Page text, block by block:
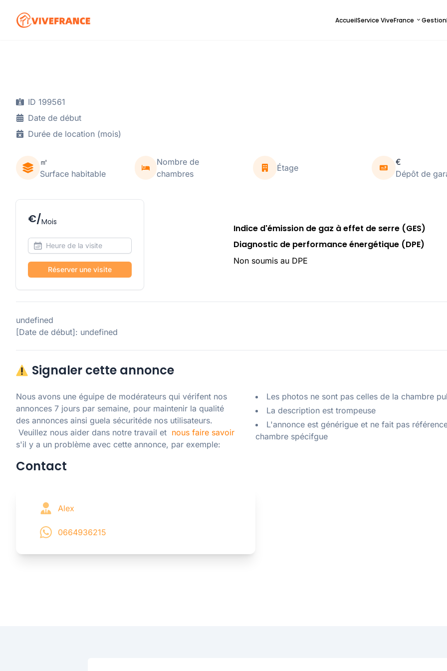
AccueilService ViveFrance Gestion
ID 199561
Date de début
Durée de location (mois)
㎡
Surface habitable
Nombre de
chambres
Étage
€
Dépôt de
€/Mois
Réserver une visite
Indice d'émission de gaz à effet de serre (GES)
Diagnostic de performance énergétique (DPE)
Non soumis au DPE
undefined
[Date de début]: undefined
Signaler cette annonce
Nous avons une éguipe de modérateurs qui vérifent nos
annonces 7 jours par semaine, pour maintenir la qualité
des annonces ainsi guela sécuritéde nos utilisateurs.
Veuillez nous aider dans notre travail et nous faire savoir
s'il y a un problème avec cette annonce, par exemple:
Les photos ne sont pas celles de la chambre
La description est trompeuse
L'annonce est générigue et ne fait pas
chambre spécifgue
Contact
Alex
0664936215